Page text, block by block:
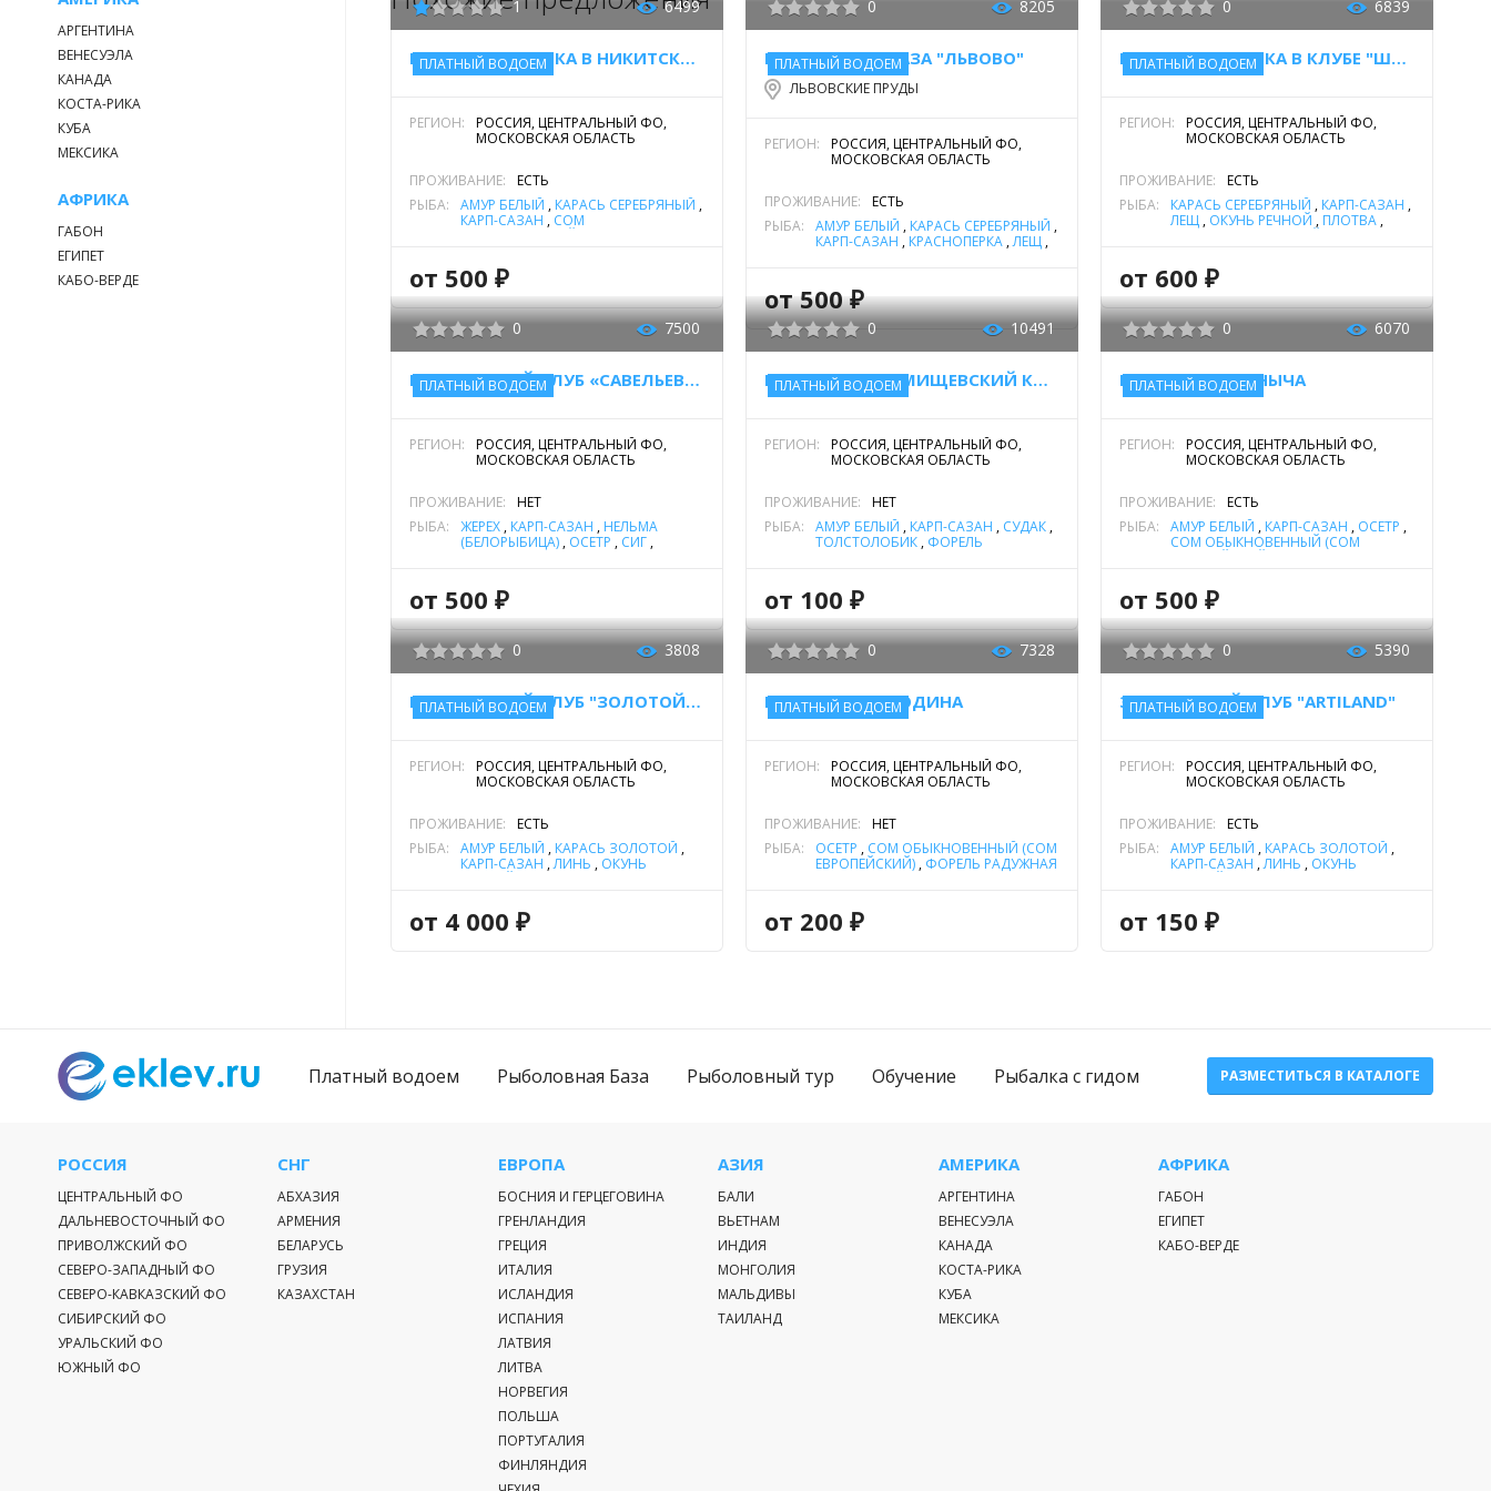
АРГЕНТИНА
ВЕНЕСУЭЛА
КАНАДА
КОСТА-РИКА
КУБА
МЕКСИКА
АФРИКА
ГАБОН
ЕГИПЕТ
КАБО-ВЕРДЕ
ПЛАТНЫЙ ВОДОЕМ
1 6499
ПЛАТНАЯ РЫБАЛКА В НИКИТСКОМ
РЕГИОН:
РОССИЯ, ЦЕНТРАЛЬНЫЙ ФО,
МОСКОВСКАЯ ОБЛАСТЬ
ПРОЖИВАНИЕ:
ЕСТЬ
РЫБА:
АМУР БЕЛЫЙ , КАРАСЬ СЕРЕБРЯНЫЙ ,
КАРП-САЗАН , СОМ
,ЩУКА
от 500 ₽
ПЛАТНЫЙ ВОДОЕМ
0 8205
РЫБОЛОВНАЯ БАЗА "ЛЬВОВО"
ЛЬВОВСКИЕ ПРУДЫ
РЕГИОН:
РОССИЯ, ЦЕНТРАЛЬНЫЙ ФО,
МОСКОВСКАЯ ОБЛАСТЬ
ПРОЖИВАНИЕ:
ЕСТЬ
РЫБА:
АМУР БЕЛЫЙ , КАРАСЬ СЕРЕБРЯНЫЙ ,
КАРП-САЗАН , КРАСНОПЕРКА,ЛЕЩ,
ОСЕТР,
СОМ ОБЫКНОВЕННЫЙ (СОМ
ЕВРОПЕЙСКИЙ),СУДАК,
ТОЛСТОЛОБИК
РАДУЖНАЯ,ЩУКА
от 500 ₽
ПЛАТНЫЙ ВОДОЕМ
0 6839
ПЛАТНАЯ РЫБАЛКА В КЛУБЕ "ШАМИРАН"
РЕГИОН:
РОССИЯ, ЦЕНТРАЛЬНЫЙ ФО,
МОСКОВСКАЯ ОБЛАСТЬ
ПРОЖИВАНИЕ:
ЕСТЬ
РЫБА:
КАРАСЬ СЕРЕБРЯНЫЙ , КАРП-САЗАН ,
ЛЕЩ, ОКУНЬ РЕЧНОЙ , ПЛОТВА,
,ЩУКА
от 600 ₽
ПЛАТНЫЙ ВОДОЕМ
0 7500
РЫБОЛОВНЫЙ КЛУБ «САВЕЛЬЕВО-3, ОЛЬГОВО»
РЕГИОН:
РОССИЯ, ЦЕНТРАЛЬНЫЙ ФО,
МОСКОВСКАЯ ОБЛАСТЬ
ПРОЖИВАНИЕ:
НЕТ
РЫБА:
ЖЕРЕХ , КАРП-САЗАН , НЕЛЬМА
(БЕЛОРЫБИЦА) , ОСЕТР , СИГ ,
от 500 ₽
ПЛАТНЫЙ ВОДОЕМ
0 10491
РЫБАЛКА "КУЗЬМИЩЕВСКИЙ КАРП"
РЕГИОН:
РОССИЯ, ЦЕНТРАЛЬНЫЙ ФО,
МОСКОВСКАЯ ОБЛАСТЬ
ПРОЖИВАНИЕ:
НЕТ
РЫБА:
АМУР БЕЛЫЙ , КАРП-САЗАН , СУДАК,
ТОЛСТОЛОБИК, ФОРЕЛЬ
от 100 ₽
ПЛАТНЫЙ ВОДОЕМ
0 6070
РЫБАЛКА У ИВАНЫЧА
РЕГИОН:
РОССИЯ, ЦЕНТРАЛЬНЫЙ ФО,
МОСКОВСКАЯ ОБЛАСТЬ
ПРОЖИВАНИЕ:
ЕСТЬ
РЫБА:
АМУР БЕЛЫЙ , КАРП-САЗАН , ОСЕТР ,
СОМ ОБЫКНОВЕННЫЙ (СОМ
от 500 ₽
ПЛАТНЫЙ ВОДОЕМ
0 3808
РЫБОЛОВНЫЙ КЛУБ "ЗОЛОТОЙ САЗАН", РХ ВАРВАРИНО
РЕГИОН:
РОССИЯ, ЦЕНТРАЛЬНЫЙ ФО,
МОСКОВСКАЯ ОБЛАСТЬ
ПРОЖИВАНИЕ:
ЕСТЬ
РЫБА:
АМУР БЕЛЫЙ , КАРАСЬ ЗОЛОТОЙ ,
КАРП-САЗАН ,ЛИНЬ , ОКУНЬ
ЕВРОПЕЙСКИЙ)
ЩУКА
от 4 000 ₽
ПЛАТНЫЙ ВОДОЕМ
0 7328
РЫБАЛКА У БОРОДИНА
РЕГИОН:
РОССИЯ, ЦЕНТРАЛЬНЫЙ ФО,
МОСКОВСКАЯ ОБЛАСТЬ
ПРОЖИВАНИЕ:
НЕТ
РЫБА:
ОСЕТР , СОМ ОБЫКНОВЕННЫЙ (СОМ
ЕВРОПЕЙСКИЙ), ФОРЕЛЬ РАДУЖНАЯ
от 200 ₽
ПЛАТНЫЙ ВОДОЕМ
0 5390
ЗАГОРОДНЫЙ КЛУБ "ARTILAND"
РЕГИОН:
РОССИЯ, ЦЕНТРАЛЬНЫЙ ФО,
МОСКОВСКАЯ ОБЛАСТЬ
ПРОЖИВАНИЕ:
ЕСТЬ
РЫБА:
АМУР БЕЛЫЙ , КАРАСЬ ЗОЛОТОЙ ,
КАРП-САЗАН ,ЛИНЬ , ОКУНЬ
ЕВРОПЕЙСКИЙ)
ФОРЕЛЬ РАДУЖНАЯ
от 150 ₽
Платный водоем Рыболовная База Рыболовный тур Обучение Рыбалка с гидом РАЗМЕСТИТЬСЯ В КАТАЛОГЕ
РОССИЯ
ЦЕНТРАЛЬНЫЙ ФО
ДАЛЬНЕВОСТОЧНЫЙ ФО
ПРИВОЛЖСКИЙ ФО
СЕВЕРО-ЗАПАДНЫЙ ФО
СЕВЕРО-КАВКАЗСКИЙ ФО
СИБИРСКИЙ ФО
УРАЛЬСКИЙ ФО
ЮЖНЫЙ ФО
СНГ
АБХАЗИЯ
АРМЕНИЯ
БЕЛАРУСЬ
ГРУЗИЯ
КАЗАХСТАН
ЕВРОПА
БОСНИЯ И ГЕРЦЕГОВИНА
ГРЕНЛАНДИЯ
ГРЕЦИЯ
ИТАЛИЯ
ИСЛАНДИЯ
ИСПАНИЯ
ЛАТВИЯ
ЛИТВА
НОРВЕГИЯ
ПОЛЬША
ПОРТУГАЛИЯ
ФИНЛЯНДИЯ
АЗИЯ
БАЛИ
ВЬЕТНАМ
ИНДИЯ
МОНГОЛИЯ
МАЛЬДИВЫ
ТАИЛАНД
АМЕРИКА
АРГЕНТИНА
ВЕНЕСУЭЛА
КАНАДА
КОСТА-РИКА
КУБА
МЕКСИКА
АФРИКА
ГАБОН
ЕГИПЕТ
КАБО-ВЕРДЕ